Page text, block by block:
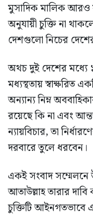
মুসাদিক মালিক আরও
অনুযায়ী চুক্তি না
দেশগুলো নিচের
অথচ দুই দেশের মধ্যে
মধ্যস্থতায় স্বাক্ষরিত
অন্যান্য নিম্ন
রয়েছে কি না এবং
ন্যায়বিচার, তা
দরবারে তুলে ধরবেন।
একই সংবাদ সম্মেলনে
আতাউল্লাহ তারার
চুক্তিটি